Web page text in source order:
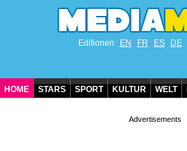
Editionen EN FR ES DE
HOME STARS SPORT KULTUR WELT